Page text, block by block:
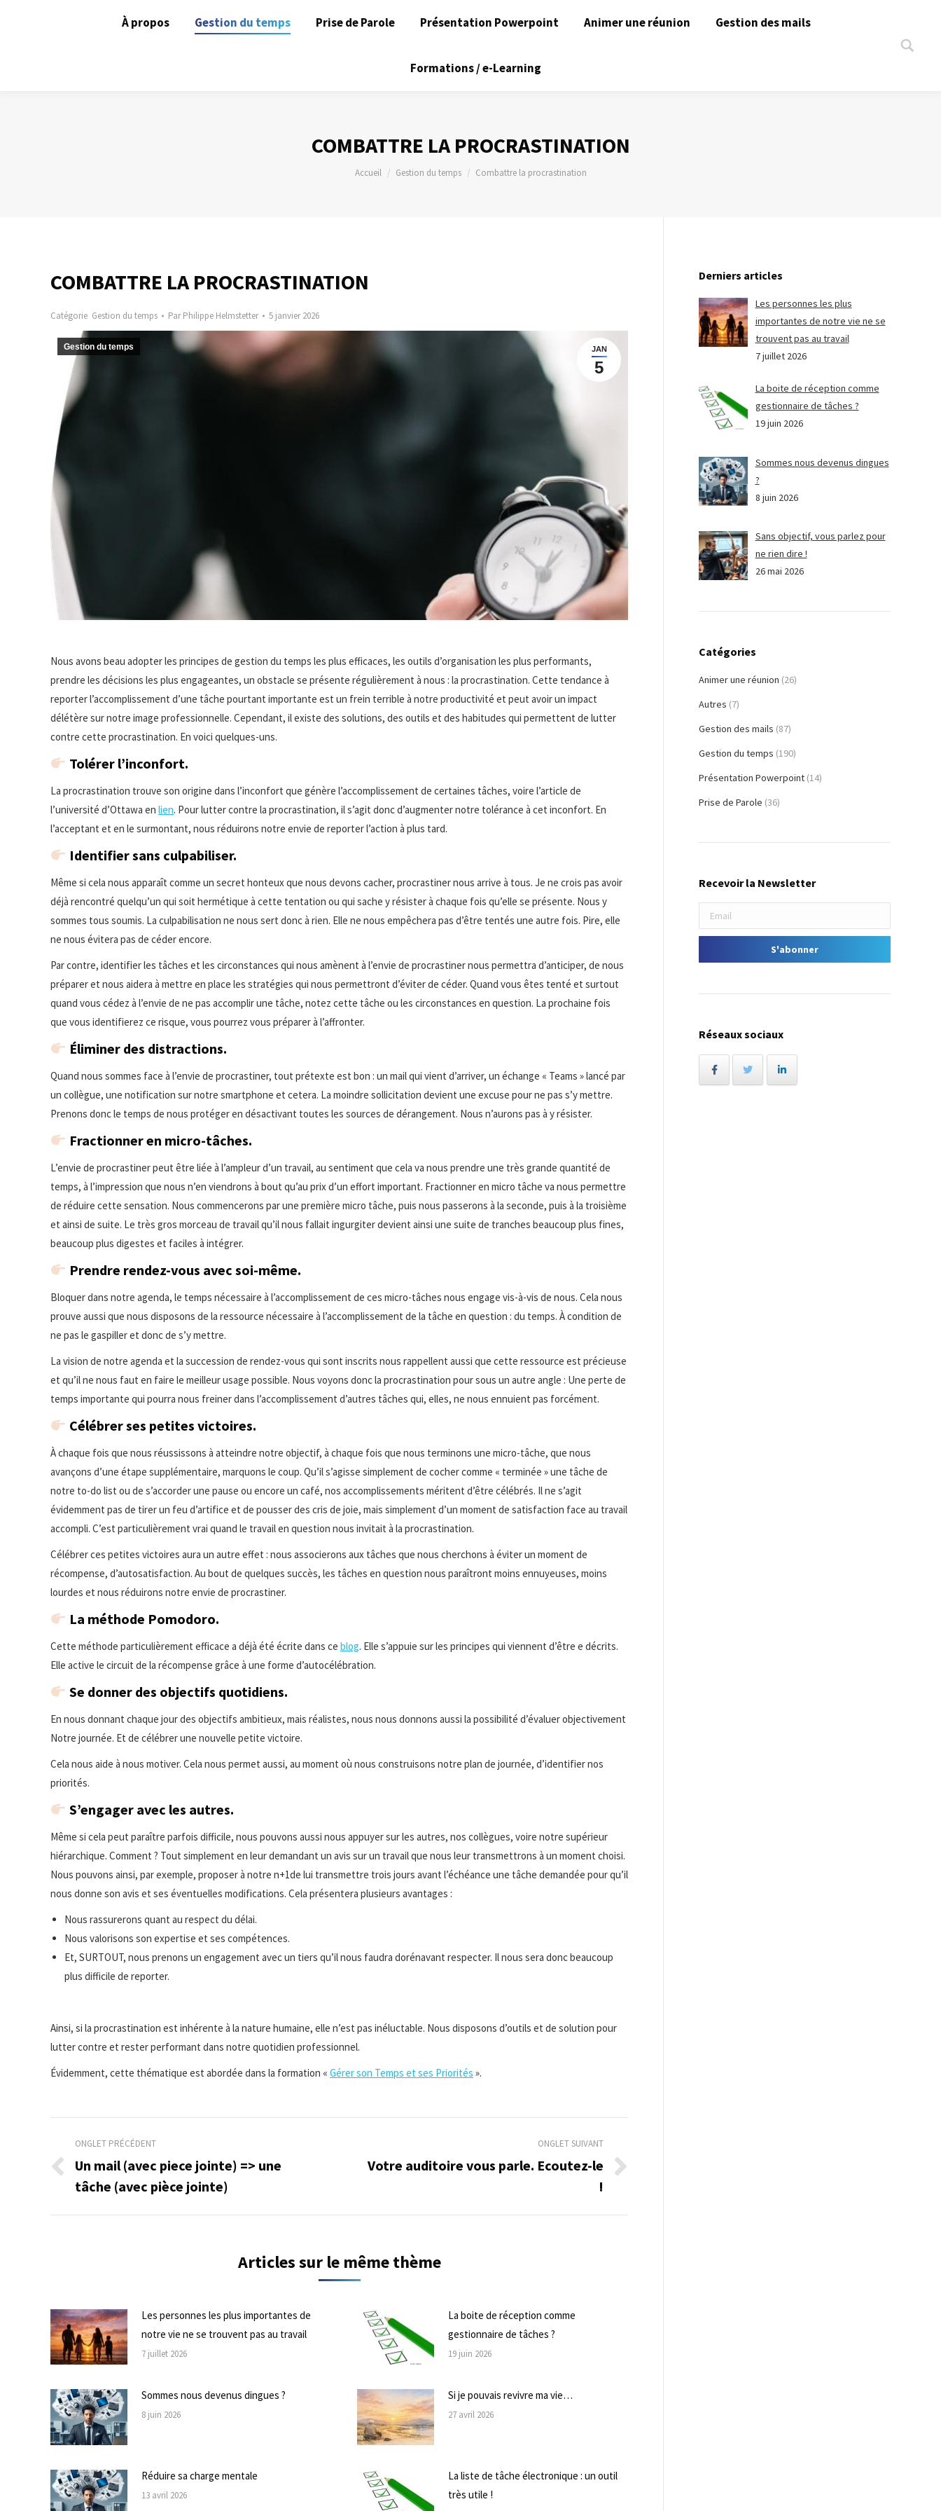
À propos Gestion du temps Prise de Parole Présentation Powerpoint Animer une réunion Gestion des mails
Formations / e-Learning
Search:
COMBATTRE LA PROCRASTINATION
Vous êtes ici :
Accueil Gestion du temps Combattre la procrastination
COMBATTRE LA PROCRASTINATION
Catégorie Gestion du temps ParPhilippe Helmstetter 5 janvier 2026
JAN
5
Gestion du temps
Nous avons beau adopter les principes de gestion du temps les plus efficaces, les outils d’organisation les plus performants,
prendre les décisions les plus engageantes, un obstacle se présente régulièrement à nous : la procrastination. Cette tendance à
reporter l’accomplissement d’une tâche pourtant importante est un frein terrible à notre productivité et peut avoir un impact
délétère sur notre image professionnelle. Cependant, il existe des solutions, des outils et des habitudes qui permettent de lutter
contre cette procrastination. En voici quelques-uns.
Tolérer l’inconfort.
La procrastination trouve son origine dans l’inconfort que génère l’accomplissement de certaines tâches, voire l’article de
l’université d’Ottawa en lien. Pour lutter contre la procrastination, il s’agit donc d’augmenter notre tolérance à cet inconfort. En
l’acceptant et en le surmontant, nous réduirons notre envie de reporter l’action à plus tard.
Identifier sans culpabiliser.
Même si cela nous apparaît comme un secret honteux que nous devons cacher, procrastiner nous arrive à tous. Je ne crois pas avoir
déjà rencontré quelqu’un qui soit hermétique à cette tentation ou qui sache y résister à chaque fois qu’elle se présente. Nous y
sommes tous soumis. La culpabilisation ne nous sert donc à rien. Elle ne nous empêchera pas d’être tentés une autre fois. Pire, elle
ne nous évitera pas de céder encore.
Par contre, identifier les tâches et les circonstances qui nous amènent à l’envie de procrastiner nous permettra d’anticiper, de nous
préparer et nous aidera à mettre en place les stratégies qui nous permettront d’éviter de céder. Quand vous êtes tenté et surtout
quand vous cédez à l’envie de ne pas accomplir une tâche, notez cette tâche ou les circonstances en question. La prochaine fois
que vous identifierez ce risque, vous pourrez vous préparer à l’affronter.
Éliminer des distractions.
Quand nous sommes face à l’envie de procrastiner, tout prétexte est bon : un mail qui vient d’arriver, un échange « Teams » lancé par
un collègue, une notification sur notre smartphone et cetera. La moindre sollicitation devient une excuse pour ne pas s’y mettre.
Prenons donc le temps de nous protéger en désactivant toutes les sources de dérangement. Nous n’aurons pas à y résister.
Fractionner en micro-tâches.
L’envie de procrastiner peut être liée à l’ampleur d’un travail, au sentiment que cela va nous prendre une très grande quantité de
temps, à l’impression que nous n’en viendrons à bout qu’au prix d’un effort important. Fractionner en micro tâche va nous permettre
de réduire cette sensation. Nous commencerons par une première micro tâche, puis nous passerons à la seconde, puis à la troisième
et ainsi de suite. Le très gros morceau de travail qu’il nous fallait ingurgiter devient ainsi une suite de tranches beaucoup plus fines,
beaucoup plus digestes et faciles à intégrer.
Prendre rendez-vous avec soi-même.
Bloquer dans notre agenda, le temps nécessaire à l’accomplissement de ces micro-tâches nous engage vis-à-vis de nous. Cela nous
prouve aussi que nous disposons de la ressource nécessaire à l’accomplissement de la tâche en question : du temps. À condition de
ne pas le gaspiller et donc de s’y mettre.
La vision de notre agenda et la succession de rendez-vous qui sont inscrits nous rappellent aussi que cette ressource est précieuse
et qu’il ne nous faut en faire le meilleur usage possible. Nous voyons donc la procrastination pour sous un autre angle : Une perte de
temps importante qui pourra nous freiner dans l’accomplissement d’autres tâches qui, elles, ne nous ennuient pas forcément.
Célébrer ses petites victoires.
À chaque fois que nous réussissons à atteindre notre objectif, à chaque fois que nous terminons une micro-tâche, que nous
avançons d’une étape supplémentaire, marquons le coup. Qu’il s’agisse simplement de cocher comme « terminée » une tâche de
notre to-do list ou de s’accorder une pause ou encore un café, nos accomplissements méritent d’être célébrés. Il ne s’agit
évidemment pas de tirer un feu d’artifice et de pousser des cris de joie, mais simplement d’un moment de satisfaction face au travail
accompli. C’est particulièrement vrai quand le travail en question nous invitait à la procrastination.
Célébrer ces petites victoires aura un autre effet : nous associerons aux tâches que nous cherchons à éviter un moment de
récompense, d’autosatisfaction. Au bout de quelques succès, les tâches en question nous paraîtront moins ennuyeuses, moins
lourdes et nous réduirons notre envie de procrastiner.
La méthode Pomodoro.
Cette méthode particulièrement efficace a déjà été écrite dans ce blog. Elle s’appuie sur les principes qui viennent d’être e décrits.
Elle active le circuit de la récompense grâce à une forme d’autocélébration.
Se donner des objectifs quotidiens.
En nous donnant chaque jour des objectifs ambitieux, mais réalistes, nous nous donnons aussi la possibilité d’évaluer objectivement
Notre journée. Et de célébrer une nouvelle petite victoire.
Cela nous aide à nous motiver. Cela nous permet aussi, au moment où nous construisons notre plan de journée, d’identifier nos
priorités.
S’engager avec les autres.
Même si cela peut paraître parfois difficile, nous pouvons aussi nous appuyer sur les autres, nos collègues, voire notre supérieur
hiérarchique. Comment ? Tout simplement en leur demandant un avis sur un travail que nous leur transmettrons à un moment choisi.
Nous pouvons ainsi, par exemple, proposer à notre n+1de lui transmettre trois jours avant l’échéance une tâche demandée pour qu’il
nous donne son avis et ses éventuelles modifications. Cela présentera plusieurs avantages :
Nous rassurerons quant au respect du délai.
Nous valorisons son expertise et ses compétences.
Et, SURTOUT, nous prenons un engagement avec un tiers qu’il nous faudra dorénavant respecter. Il nous sera donc beaucoup
plus difficile de reporter.
Ainsi, si la procrastination est inhérente à la nature humaine, elle n’est pas inéluctable. Nous disposons d’outils et de solution pour
lutter contre et rester performant dans notre quotidien professionnel.
Évidemment, cette thématique est abordée dans la formation « Gérer son Temps et ses Priorités ».
Navigation
de
commentaire
ONGLET PRÉCÉDENT
Onglet
précédent
Un mail (avec piece jointe) => une
tâche (avec pièce jointe)
ONGLET SUIVANT
Onglet
Votre auditoire vous parle. Ecoutez-le
!
Articles sur le même thème
Les personnes les plus importantes de
notre vie ne se trouvent pas au travail
7 juillet 2026
La boite de réception comme
gestionnaire de tâches ?
19 juin 2026
Sommes nous devenus dingues ?
8 juin 2026
Si je pouvais revivre ma vie…
27 avril 2026
Réduire sa charge mentale
13 avril 2026
La liste de tâche électronique : un outil
très utile !
Derniers articles
Les personnes les plus
importantes de notre vie ne se
trouvent pas au travail
7 juillet 2026
La boite de réception comme
gestionnaire de tâches ?
19 juin 2026
Sommes nous devenus dingues
?
8 juin 2026
Sans objectif, vous parlez pour
ne rien dire !
26 mai 2026
Catégories
Animer une réunion (26)
Autres (7)
Gestion des mails (87)
Gestion du temps (190)
Présentation Powerpoint (14)
Prise de Parole (36)
Recevoir la Newsletter
Réseaux sociaux